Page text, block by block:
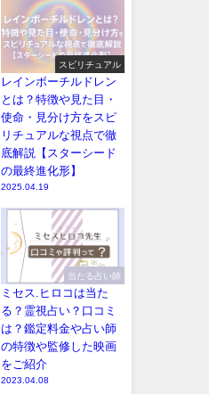
スピリチュアル
レインボーチルドレン
とは？特徴や見た目・
使命・見分け方をスピ
リチュアルな視点で徹
底解説【スターシード
の最終進化形】
2025.04.19
当たる占い師
ミセス.ヒロコは当た
る？霊視占い？口コミ
は？鑑定料金や占い師
の特徴や監修した映画
をご紹介
2023.04.08